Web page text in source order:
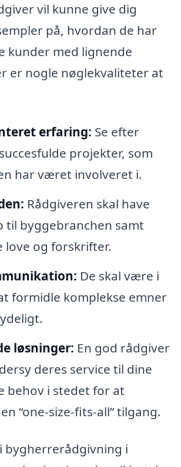
vil kunne give dig
på, hvordan de har
kunder med lignende
er nogle nøglekvaliteter at
erfaring: Se efter
projekter, som
har været involveret i.
Rådgiveren skal have
til byggebranchen samt
love og forskrifter.
De skal være i
formidle komplekse emner
løsninger: En god rådgiver
deres service til dine
behov i stedet for at
“one-size-fits-all” tilgang.
bygherrerådgivning i